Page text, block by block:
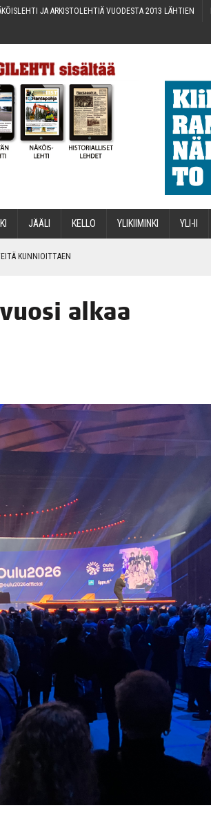
JA ARKIS­TO­LEH­TIÄ VUO­DES­TA 2013 LÄHTIEN
JÄÄ­LI KEL­LO YLI­KII­MIN­KI YLI-II
KUNNIOITTAEN
alkaa